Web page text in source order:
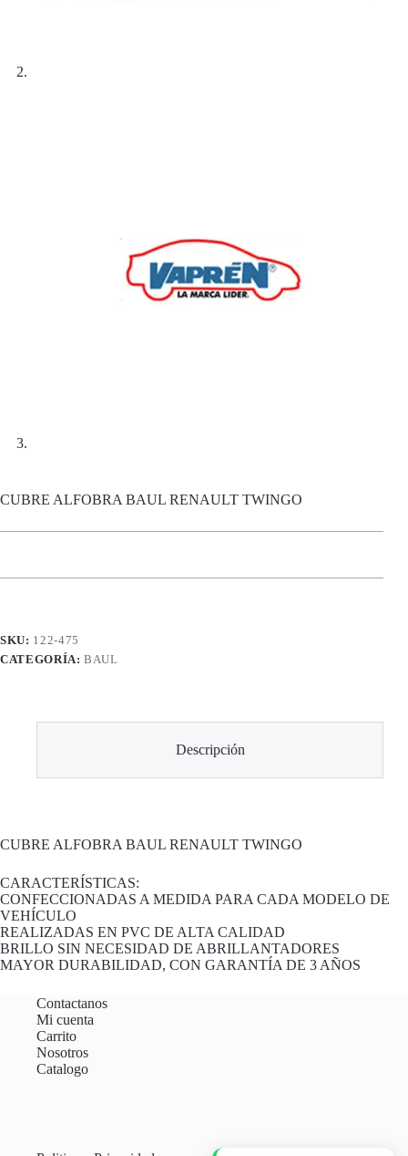
CUBRE ALFOBRA BAUL RENAULT TWINGO
SKU: 122-475
CATEGORÍA:BAUL
Descripción
CUBRE ALFOBRA BAUL RENAULT TWINGO
CARACTERÍSTICAS:
CONFECCIONADAS A MEDIDA PARA CADA MODELO DE
VEHÍCULO
REALIZADAS EN PVC DE ALTA CALIDAD
BRILLO SIN NECESIDAD DE ABRILLANTADORES
MAYOR DURABILIDAD, CON GARANTÍA DE 3 AÑOS
Contactanos
Mi cuenta
Carrito
Nosotros
Catalogo